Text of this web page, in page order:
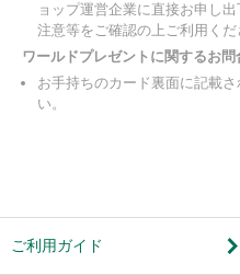
ョップ運営企業に直接お申し
注意等をご確認の上ご利用くだ
ワールドプレゼントに関するお問
お手持ちのカード裏面に記載
い。
ご利用ガイド